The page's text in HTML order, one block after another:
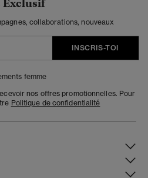
Exclusif
collaborations, nouveaux
INSCRIS-TOI
femme
nos offres promotionnelles. Pour
Politique de confidentialité